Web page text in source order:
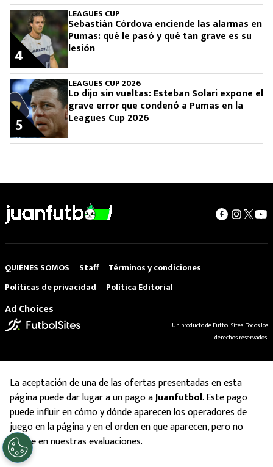
LEAGUES CUP
Sebastián Córdova enciende las alarmas en
Pumas: qué le pasó y qué tan grave es su
lesión
4
LEAGUES CUP 2026
Lo dijo sin vueltas: Esteban Solari expone el
grave error que condenó a Pumas en la
Leagues Cup 2026
5
QUIÉNES SOMOS Staff
Términos y condiciones
Políticas de privacidad
Política Editorial
Ad Choices
Un producto de Futbol Sites. Todos los
derechos reservados.
La aceptación de una de las ofertas presentadas en esta
página puede dar lugar a un pago aJuanfutbol. Este pago
puede influir en cómo y dónde aparecen los operadores de
juego en la página y en el orden en que aparecen, pero no
influye en nuestras evaluaciones.